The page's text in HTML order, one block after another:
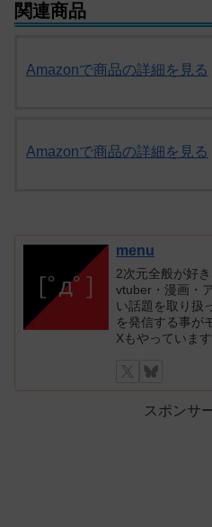
関連商品
Amazonで商品の詳細を見る
Amazonで商品の詳細を見る
menu
2次元全般が好き
vtuber・漫画・
い話題を取り扱
を発信する事が
Xもやっていま
スポンサ